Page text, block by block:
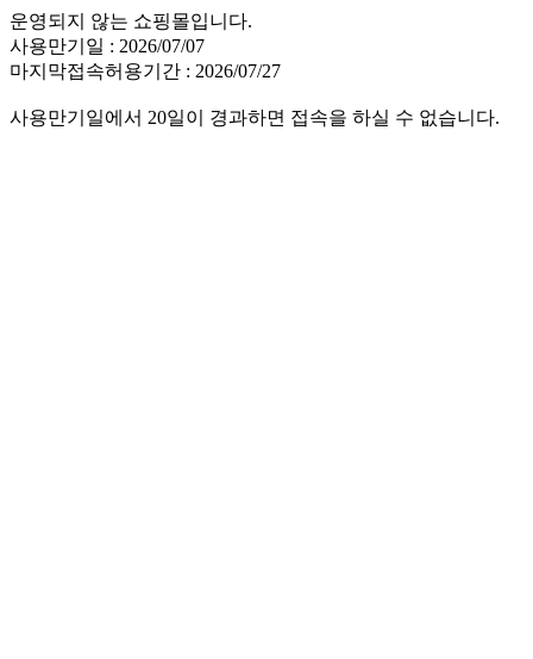
운영되지 않는 쇼핑몰입니다.
사용만기일 : 2026/07/07
마지막접속허용기간 : 2026/07/27
사용만기일에서 20일이 경과하면 접속을 하실 수 없습니다.